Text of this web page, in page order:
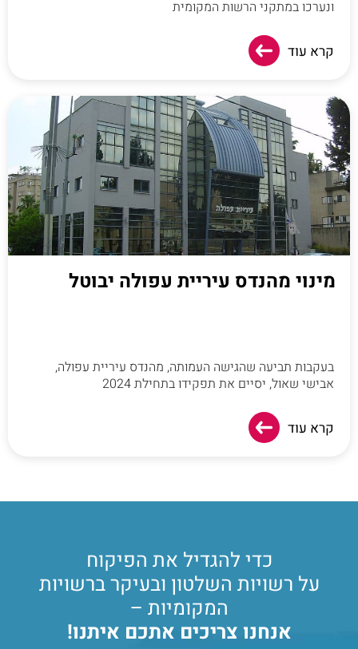
ונערכו במתקני הרשות המקומית
קרא עוד
מינוי מהנדס עיריית עפולה יבוטל
בעקבות תביעה שהגישה העמותה, מהנדס עיריית עפולה,
אבישי שאול, יסיים את תפקידו בתחילת 2024
קרא עוד
כדי להגדיל את הפיקוח
על רשויות השלטון ובעיקר ברשויות
המקומיות –
אנחנו צריכים אתכם איתנו!